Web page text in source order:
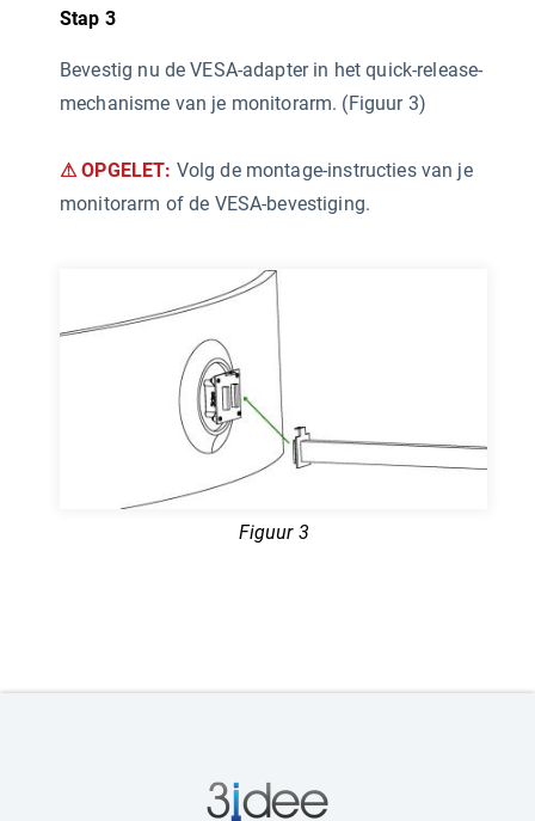
Stap 3
Bevestig nu de VESA-adapter in het quick-release-
mechanisme van je monitorarm. (Figuur 3)
⚠ OPGELET: Volg de montage-instructies van je
monitorarm of de VESA-bevestiging.
Figuur 3